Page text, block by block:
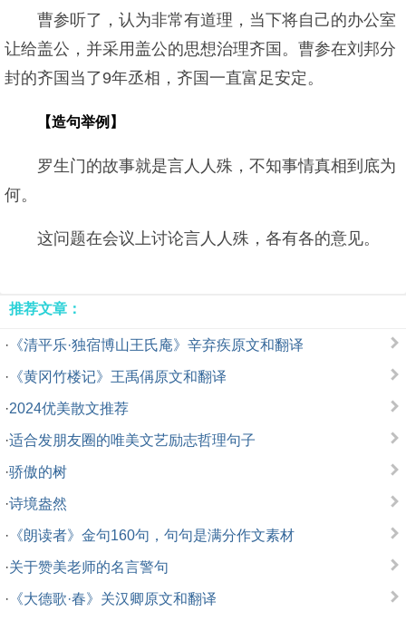
曹参听了，认为非常有道理，当下将自己的办公室
让给盖公，并采用盖公的思想治理齐国。曹参在刘邦分
封的齐国当了9年丞相，齐国一直富足安定。
【造句举例】
罗生门的故事就是言人人殊，不知事情真相到底为
何。
这问题在会议上讨论言人人殊，各有各的意见。
推荐文章：
· 《清平乐·独宿博山王氏庵》辛弃疾原文和翻译
· 《黄冈竹楼记》王禹偁原文和翻译
·2024优美散文推荐
·适合发朋友圈的唯美文艺励志哲理句子
·骄傲的树
·诗境盎然
· 《朗读者》金句160句，句句是满分作文素材
·关于赞美老师的名言警句
· 《大德歌·春》关汉卿原文和翻译